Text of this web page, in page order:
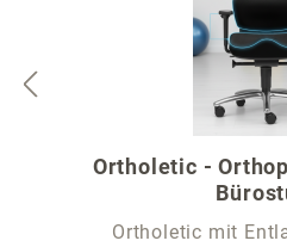
Ortholetic -
Ortholetic mit